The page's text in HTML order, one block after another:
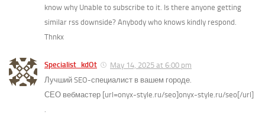
know why Unable to subscribe to it. Is there anyone getting
similar rss downside? Anybody who knows kindly respond.
Thnkx
Specialist_kdOt
May 14, 2025 at 6:00 pm
Лучший SEO-специалист в вашем городе.
СЕО вебмастер [url=onyx-style.ru/seo]onyx-style.ru/seo[/url]
.